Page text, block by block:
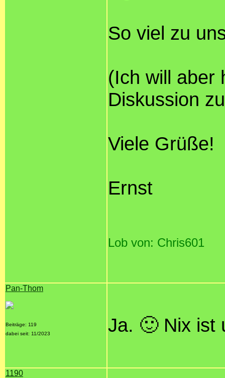
So viel zu
(Ich will aber
Diskussion
Viele Grüße!
Ernst
Lob von: Chris601
Pan-Thom
Beiträge: 119
dabei seit: 11/2023
Ja. 🙂 Nix ist
1190